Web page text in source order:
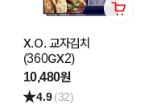
X.O. 교자김치
(360GX2)
10,480원
4.9 (32)